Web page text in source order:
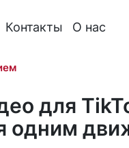
Контакты О нас
для
одним